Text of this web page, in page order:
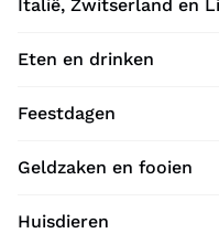
Italië, Zwitserland en
Eten en drinken
Feestdagen
Geldzaken en fooien
Huisdieren